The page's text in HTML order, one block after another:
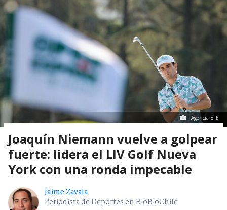
Agencia EFE
Joaquín Niemann vuelve a golpear
fuerte: lidera el LIV Golf Nueva
York con una ronda impecable
Jaime Zavala
Periodista de Deportes en BioBioChile